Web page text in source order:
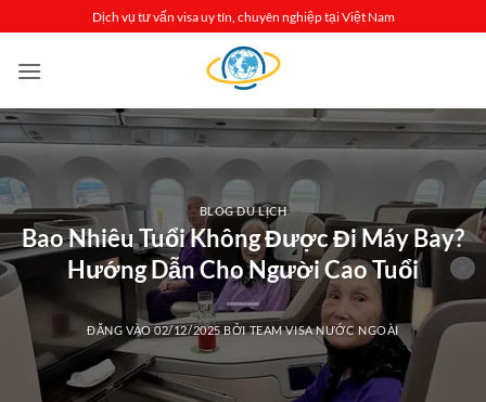
qua
nội
Dịch vụ tư vấn visa uy tín, chuyên nghiệp tại Việt Nam
BLOG DU LỊCH
Bao Nhiêu Tuổi Không Được Đi Máy Bay?
Hướng Dẫn Cho Người Cao Tuổi
ĐĂNG VÀO02/12/2025 BỞITEAM VISA NƯỚC NGOÀI